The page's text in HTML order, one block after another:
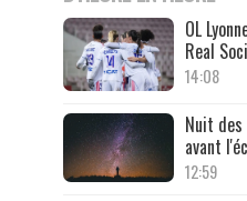
OL
Real
14:08
Nuit
avant
12:59